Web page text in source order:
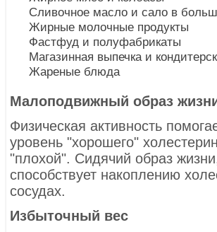
Сливочное масло и сало в
Жирные молочные продукты
Фастфуд и полуфабрикаты
Магазинная выпечка и
Жареные блюда
Малоподвижный образ
Физическая активность
уровень "хорошего"
"плохой". Сидячий образ
способствует накоплению
сосудах.
Избыточный вес